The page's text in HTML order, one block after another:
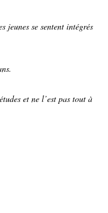
jeunes se sentent intégrés
et ne l’est pas tout à